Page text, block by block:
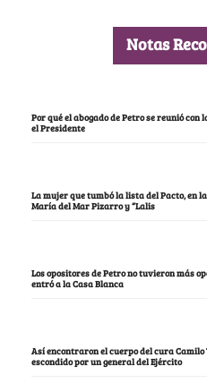
Notas
Por qué el abogado de Petro se reunió
el Presidente
La mujer que tumbó la lista del Pacto, en
María del Mar Pizarro y “Lalis
Los opositores de Petro no tuvieron más
entró a la Casa Blanca
Así encontraron el cuerpo del cura Camilo
escondido por un general del Ejército